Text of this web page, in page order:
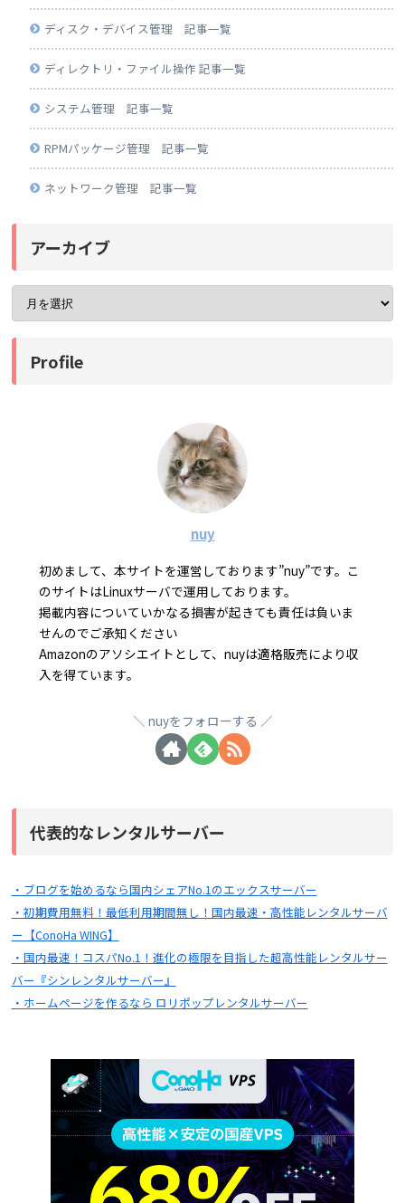
ディスク・デバイス管理 記事一覧
ディレクトリ・ファイル操作 記事一覧
システム管理 記事一覧
RPMパッケージ管理 記事一覧
ネットワーク管理 記事一覧
アーカイブ
Profile
nuy
初めまして、本サイトを運営しております”nuy”です。こ
のサイトはLinuxサーバで運用しております。
掲載内容についていかなる損害が起きても責任は負いま
せんのでご承知ください
Amazonのアソシエイトとして、nuyは適格販売により収
入を得ています。
nuyをフォローする
代表的なレンタルサーバー
・ブログを始めるなら国内シェアNo.1のエックスサーバー
・初期費用無料！最低利用期間無し！国内最速・高性能レンタルサーバ
ー【ConoHa WING】
・国内最速！コスパNo.1！進化の極限を目指した超高性能レンタルサー
バー『シンレンタルサーバー』
・ホームページを作るなら ロリポップレンタルサーバー